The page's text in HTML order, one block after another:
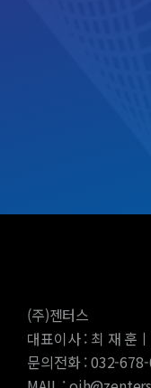
(주)젠터스
대표이사 : 최 재 훈
문의전화 : 032-